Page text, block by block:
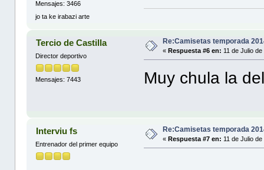
Mensajes: 3466
jo ta ke irabazi arte
Tercio de Castilla
Director deportivo
Mensajes: 7443
Re:Camisetas temporada
«Respuesta #6 en: 11 de Julio
Muy chula la
Interviu fs
Entrenador del primer equipo
Re:Camisetas temporada
«Respuesta #7 en: 11 de Julio